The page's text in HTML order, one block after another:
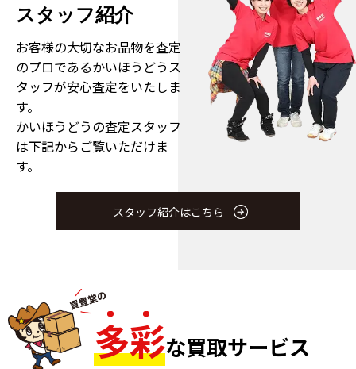
スタッフ紹介
お客様の大切なお品物を査定
のプロであるかいほうどうス
タッフが安心査定をいたしま
す。
かいほうどうの査定スタッフ
は下記からご覧いただけま
す。
スタッフ紹介はこちら
多彩な買取サービス